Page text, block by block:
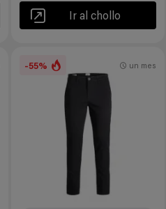
Ir al chollo
-55% un mes